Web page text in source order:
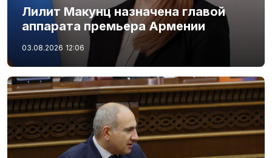
Лилит Макунц назначена главой
аппарата премьера Армении
03.08.2026 12:06